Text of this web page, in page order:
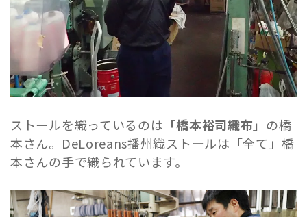
ストールを織っているのは 「橋本裕司織布」 の橋
本さん。DeLoreans播州織ストールは「全て」橋
本さんの手で織られています。